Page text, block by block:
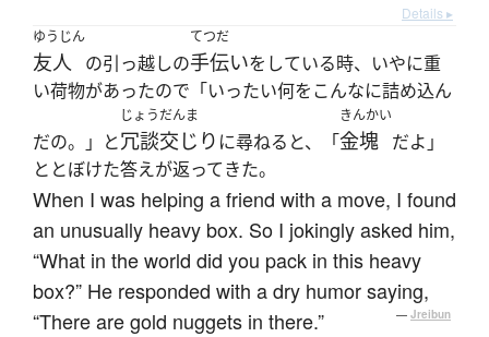
Details ▸
ゆうじん
友人 の引っ越しの
てつだ
手伝いをしている時、いやに重
い荷物があったので「いったい何をこんなに詰め込ん
だの。」と
じょうだんま
冗談交じり に尋ねると、「
きんかい
金塊 だよ」
ととぼけた答えが返ってきた。
When I was helping a friend with a move, I found
an unusually heavy box. So I jokingly asked him,
“What in the world did you pack in this heavy
box?” He responded with a dry humor saying,
“There are gold nuggets in there.”
— Jreibun